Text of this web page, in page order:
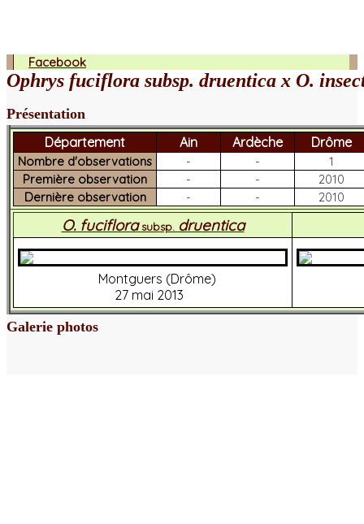
Facebook
Ophrys fuciflora subsp. druentica x O.
Présentation
Département
Ain Ardèche Drôme
Nombre d'observations - -
1
Première observation
- -
2010
Dernière observation
- - 2010
O. fuciflorasubsp. druentica
Montguers (Drôme)
27 mai 2013
Galerie photos